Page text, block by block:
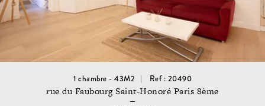
1 chambre - 43M2 Ref : 20490
rue du Faubourg Saint-Honoré Paris 8ème